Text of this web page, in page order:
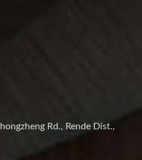
Rd., Rende Dist.,